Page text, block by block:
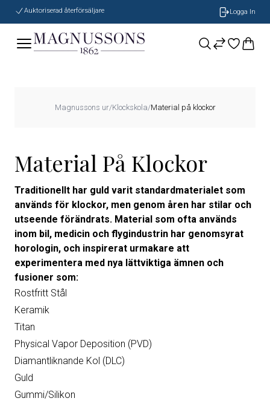
Auktoriserad återförsäljare Logga In
Magnussons ur/Klockskola/Material på klockor
Material På Klockor
Traditionellt har guld varit standardmaterialet som
används för klockor, men genom åren har stilar och
utseende förändrats. Material som ofta används
inom bil, medicin och flygindustrin har genomsyrat
horologin, och inspirerat urmakare att
experimentera med nya lättviktiga ämnen och
fusioner som:
Rostfritt Stål
Keramik
Titan
Physical Vapor Deposition (PVD)
Diamantliknande Kol (DLC)
Guld
Gummi/Silikon